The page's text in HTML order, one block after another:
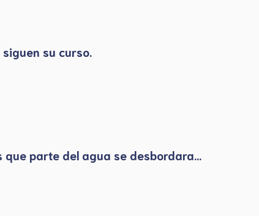
su curso.
que parte del agua se desbordara…